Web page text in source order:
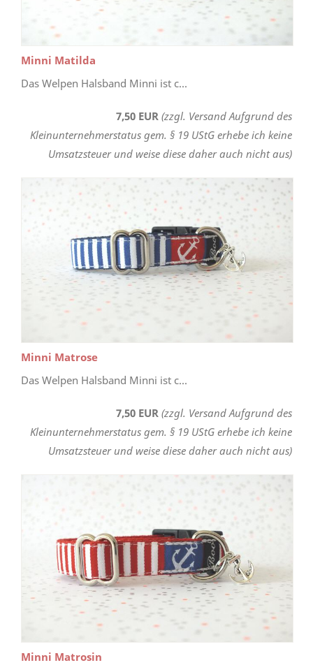
Minni Matilda
Das Welpen Halsband Minni ist c...
7,50 EUR (zzgl. Versand Aufgrund des
Kleinunternehmerstatus gem. § 19 UStG erhebe ich keine
Umsatzsteuer und weise diese daher auch nicht aus)
Minni Matrose
Das Welpen Halsband Minni ist c...
7,50 EUR (zzgl. Versand Aufgrund des
Kleinunternehmerstatus gem. § 19 UStG erhebe ich keine
Umsatzsteuer und weise diese daher auch nicht aus)
Minni Matrosin